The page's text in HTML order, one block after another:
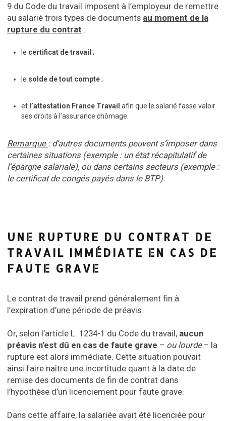
9 du Code du travail imposent à l’employeur de remettre
au salarié trois types de documents au moment de la
rupture du contrat :
le certificat de travail ;
le solde de tout compte;
et l’attestation France Travail afin que le salarié fasse valoir
ses droits à l’assurance chômage.
Remarque : d’autres documents peuvent s’imposer dans
certaines situations (exemple : un état récapitulatif de
l’épargne salariale), ou dans certains secteurs (exemple :
le certificat de congés payés dans le BTP).
UNE RUPTURE DU CONTRAT DE
TRAVAIL IMMÉDIATE EN CAS DE
FAUTE GRAVE
Le contrat de travail prend généralement fin à
l’expiration d’une période de préavis.
Or, selon l’article L. 1234-1 du Code du travail, aucun
préavis n’est dû en cas de faute grave – ou lourde– la
rupture est alors immédiate. Cette situation pouvait
ainsi faire naître une incertitude quant à la date de
remise des documents de fin de contrat dans
l’hypothèse d’un licenciement pour faute grave.
Dans cette affaire, la salariée avait été licenciée pour